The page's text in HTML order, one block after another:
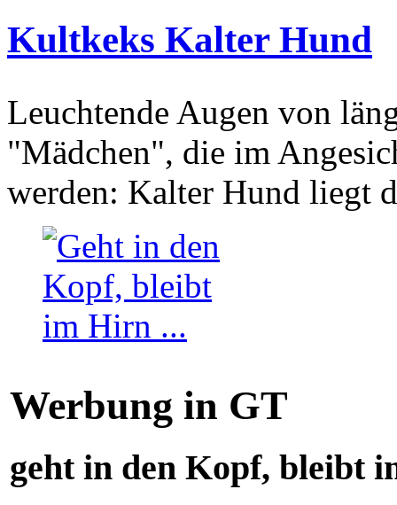
Kultkeks Kalter Hund
Leuchtende Augen von
"Mädchen", die im
werden: Kalter Hund liegt
Werbung in GT
geht in den Kopf, bleibt